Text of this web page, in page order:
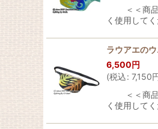
＜＜商品説
く使用して
ラウアエの
6,500円
(税込: 7,150
＜＜商品説
く使用して